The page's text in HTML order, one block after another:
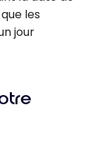
les
jour